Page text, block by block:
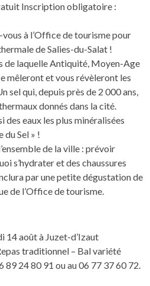
Inscription obligatoire :
à l’Office de tourisme pour
de Salies-du-Salat !
de laquelle Antiquité, Moyen-Age
mêleront et vous révèleront les
sel qui, depuis près de 2 000 ans,
donnés dans la cité.
des eaux les plus minéralisées
du Sel » !
de la ville : prévoir
s’hydrater et des chaussures
par une petite dégustation de
de l’Office de tourisme.
14 août à Juzet-d’Izaut
traditionnel – Bal variété
89 24 80 91 ou au 06 77 37 60 72.